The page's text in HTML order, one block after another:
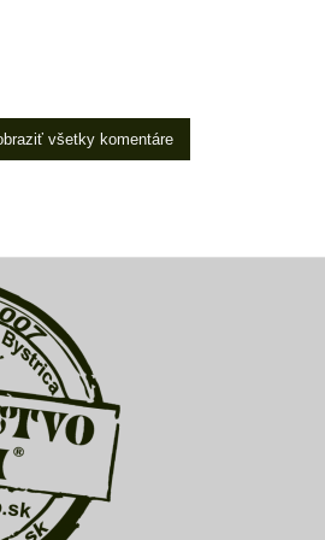
všetky komentáre